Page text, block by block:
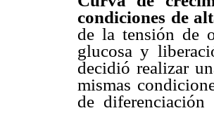
condiciones de
de la tensión de
glucosa y
decidió realizar
mismas
de diferenciación